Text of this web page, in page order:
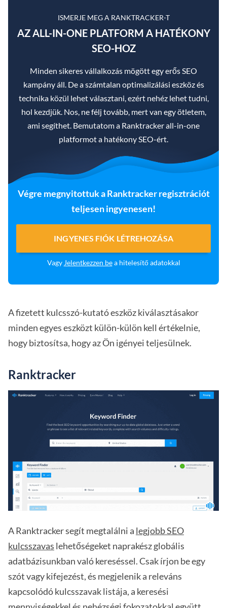
ISMERJE MEG A RANKTRACKER-T
AZ ALL-IN-ONE PLATFORM A HATÉKONY
SEO-HOZ
Minden sikeres vállalkozás mögött egy erős SEO
kampány áll. De a számtalan optimalizálási eszköz és
technika közül lehet választani, ezért nehéz lehet tudni,
hol kezdjük. Nos, ne félj tovább, mert van egy ötletem,
ami segíthet. Bemutatom a Ranktracker all-in-one
platformot a hatékony SEO-ért.
Végre megnyitottuk a Ranktracker regisztrációt
teljesen ingyenesen!
INGYENES FIÓK LÉTREHOZÁSA
Vagy Jelentkezzen bea hitelesítő adatokkal
A fizetett kulcsszó-kutató eszköz kiválasztásakor
minden egyes eszközt külön-külön kell értékelnie,
hogy biztosítsa, hogy az Ön igényei teljesülnek.
Ranktracker
A Ranktracker segít megtalálni a legjobb SEO
kulcsszavas lehetőségeket naprakész globális
adatbázisunkban való kereséssel. Csak írjon be egy
szót vagy kifejezést, és megjelenik a releváns
kapcsolódó kulcsszavak listája, a keresési